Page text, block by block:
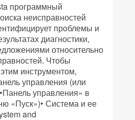
программный
неисправностей
проблемы и
диагностики,
относительно
Чтобы
инструментом,
управления (или
управления» в
«Пуск»)• Система и ее
and